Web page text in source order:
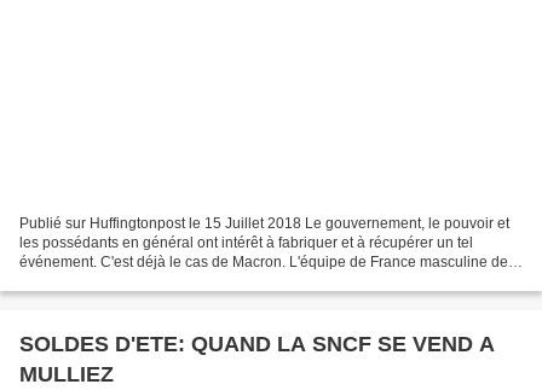
Publié sur Huffingtonpost le 15 Juillet 2018 Le gouvernement, le pouvoir et
les possédants en général ont intérêt à fabriquer et à récupérer un tel
événement. C'est déjà le cas de Macron. L'équipe de France masculine de
SOLDES D'ETE: QUAND LA SNCF SE VEND A
MULLIEZ